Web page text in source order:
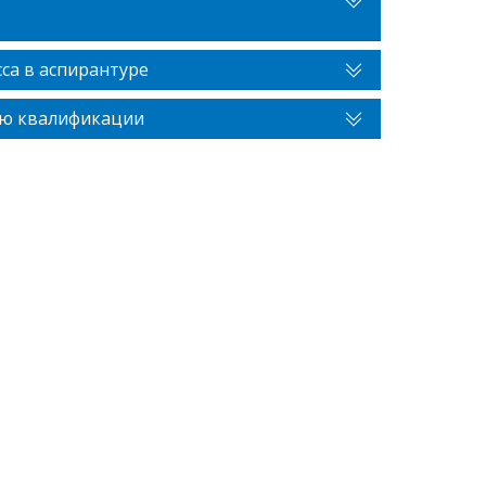
в аспирантуре
квалификации